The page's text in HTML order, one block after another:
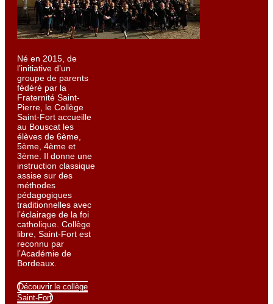
Né en 2015, de
l’initiative d’un
groupe de parents
fédéré par la
Fraternité Saint-
Pierre, le Collège
Saint-Fort accueille
au Bouscat les
élèves de 6ème,
5ème, 4ème et
3ème. Il donne une
instruction classique
assise sur des
méthodes
pédagogiques
traditionnelles avec
l’éclairage de la foi
catholique. Collège
libre, Saint-Fort est
reconnu par
l’Académie de
Bordeaux.
Découvrir le collège
Saint-Fort